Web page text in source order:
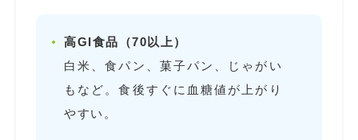
高GI食品（70以上）
白米、食パン、菓子パン、じゃがい
もなど。食後すぐに血糖値が上がり
やすい。